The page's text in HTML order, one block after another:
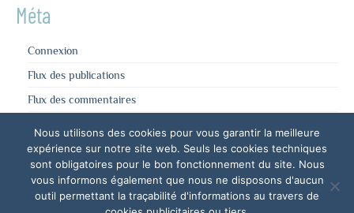
Méta
Connexion
Flux des publications
Flux des commentaires
RGPD Plan du site Contact
Nous utilisons des cookies pour vous garantir la meilleure
expérience sur notre site web. Seuls les cookies techniques
sont obligatoires pour le bon fonctionnement du site. Nous
vous informons également que nous ne disposons d'aucun
outil permettant la traçabilité d'informations au travers de